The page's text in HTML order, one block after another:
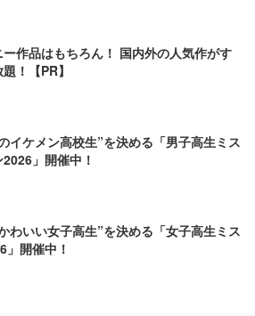
作品はもちろん！ 国内外の人気作がす
！【PR】
イケメン高校生”を決める「男子高生ミス
」開催中！
わいい女子高生”を決める「女子高生ミス
」開催中！